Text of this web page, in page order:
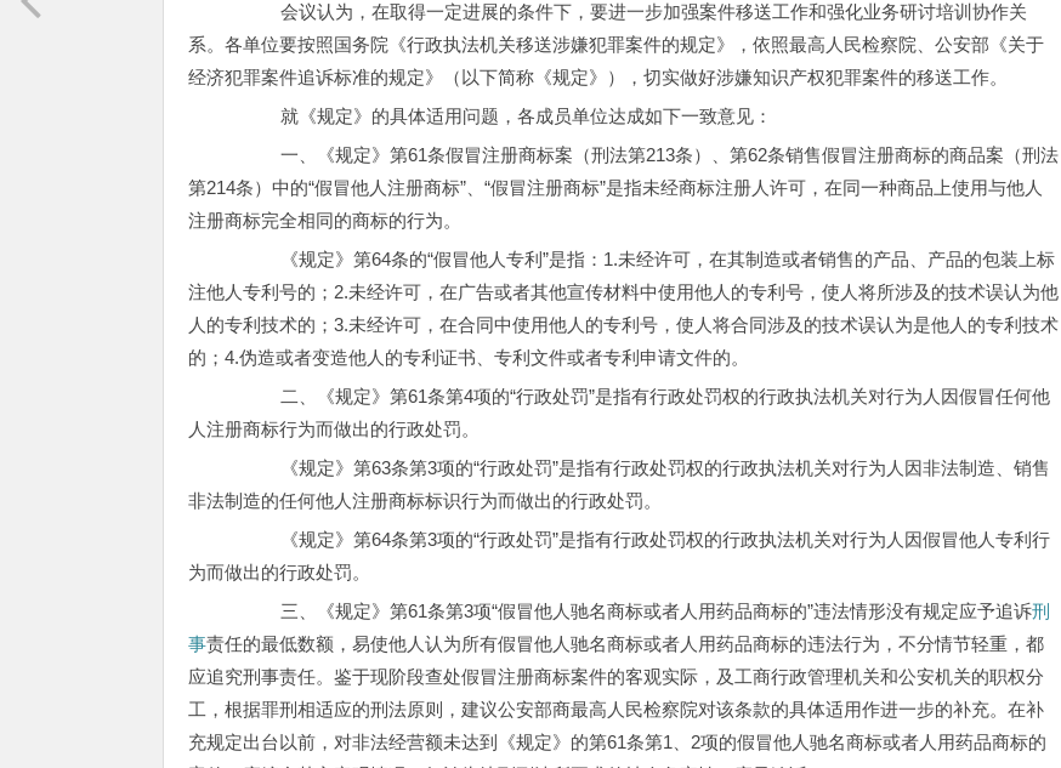
会议认为，在取得一定进展的条件下，要进一步加强案件移送工作和强化业务研讨培训协作关
系。各单位要按照国务院《行政执法机关移送涉嫌犯罪案件的规定》，依照最高人民检察院、公安部《关于
经济犯罪案件追诉标准的规定》（以下简称《规定》），切实做好涉嫌知识产权犯罪案件的移送工作。
就《规定》的具体适用问题，各成员单位达成如下一致意见：
一、《规定》第61条假冒注册商标案（刑法第213条）、第62条销售假冒注册商标的商品案（刑法
第214条）中的“假冒他人注册商标”、“假冒注册商标”是指未经商标注册人许可，在同一种商品上使用与他人
注册商标完全相同的商标的行为。
《规定》第64条的“假冒他人专利”是指：1.未经许可，在其制造或者销售的产品、产品的包装上标
注他人专利号的；2.未经许可，在广告或者其他宣传材料中使用他人的专利号，使人将所涉及的技术误认为他
人的专利技术的；3.未经许可，在合同中使用他人的专利号，使人将合同涉及的技术误认为是他人的专利技术
的；4.伪造或者变造他人的专利证书、专利文件或者专利申请文件的。
二、《规定》第61条第4项的“行政处罚”是指有行政处罚权的行政执法机关对行为人因假冒任何他
人注册商标行为而做出的行政处罚。
《规定》第63条第3项的“行政处罚”是指有行政处罚权的行政执法机关对行为人因非法制造、销售
非法制造的任何他人注册商标标识行为而做出的行政处罚。
《规定》第64条第3项的“行政处罚”是指有行政处罚权的行政执法机关对行为人因假冒他人专利行
为而做出的行政处罚。
三、《规定》第61条第3项“假冒他人驰名商标或者人用药品商标的”违法情形没有规定应予追诉刑
事责任的最低数额，易使他人认为所有假冒他人驰名商标或者人用药品商标的违法行为，不分情节轻重，都
应追究刑事责任。鉴于现阶段查处假冒注册商标案件的客观实际，及工商行政管理机关和公安机关的职权分
工，根据罪刑相适应的刑法原则，建议公安部商最高人民检察院对该条款的具体适用作进一步的补充。在补
充规定出台以前，对非法经营额未达到《规定》的第61条第1、2项的假冒他人驰名商标或者人用药品商标的